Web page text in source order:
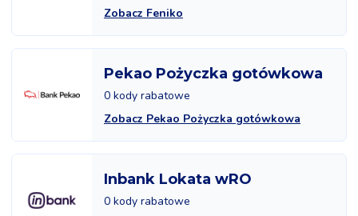
Zobacz Feniko
Pekao Pożyczka gotówkowa
0 kody rabatowe
Zobacz Pekao Pożyczka gotówkowa
Inbank Lokata wRO
0 kody rabatowe